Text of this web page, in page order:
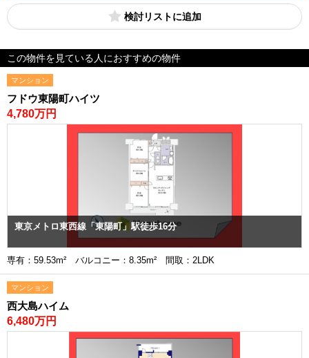
検討リスト
この物件を見ている人におすすめの物件
マンション
フドウ東陽町ハイツ
4,780万円
東京メトロ東西線「東陽町」駅徒歩16分
専有：59.53m² バルコニー：8.35m² 間取：2LDK
マンション
西大島ハイム
6,480万円